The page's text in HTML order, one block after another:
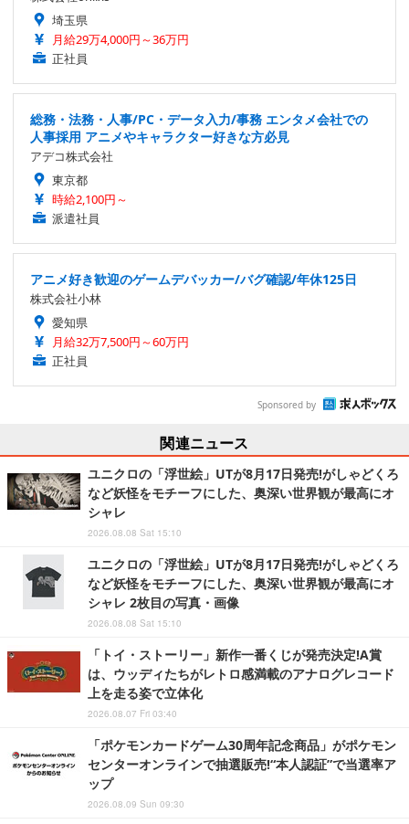
埼玉県
月給29万4,000円～36万円
正社員
総務・法務・人事/PC・データ入力/事務 エンタメ会社での
人事採用 アニメやキャラクター好きな方必見
アデコ株式会社
東京都
時給2,100円～
派遣社員
アニメ好き歓迎のゲームデバッカー/バグ確認/年休125日
株式会社小林
愛知県
月給32万7,500円～60万円
正社員
Sponsored by
関連ニュース
ユニクロの「浮世絵」UTが8月17日発売!がしゃどくろ
など妖怪をモチーフにした、奥深い世界観が最高にオ
シャレ
2026.08.08 Sat 15:10
ユニクロの「浮世絵」UTが8月17日発売!がしゃどくろ
など妖怪をモチーフにした、奥深い世界観が最高にオ
シャレ 2枚目の写真・画像
2026.08.08 Sat 15:10
「トイ・ストーリー」新作一番くじが発売決定!A賞
は、ウッディたちがレトロ感満載のアナログレコード
上を走る姿で立体化
2026.08.07 Fri 03:40
「ポケモンカードゲーム30周年記念商品」がポケモン
センターオンラインで抽選販売!“本人認証”で当選率ア
ップ
2026.08.09 Sun 09:30